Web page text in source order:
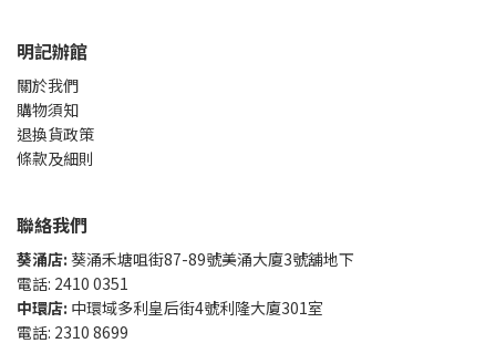
明記辦館
關於我們
購物須知
退換貨政策
條款及細則
聯絡我們
葵涌店: 葵涌禾塘咀街87-89號美涌大廈3號舖地下
電話: 2410 0351
中環店: 中環域多利皇后街4號利隆大廈301室
電話: 2310 8699